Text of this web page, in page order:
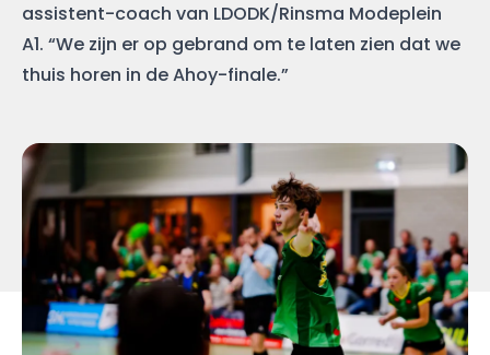
assistent-coach van LDODK/Rinsma Modeplein
A1. “We zijn er op gebrand om te laten zien dat we
thuis horen in de Ahoy-finale.”